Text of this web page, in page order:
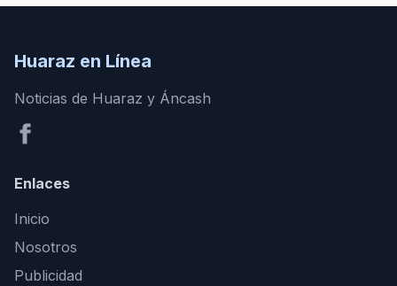
Huaraz en Línea
Noticias de Huaraz y Áncash
Enlaces
Inicio
Nosotros
Publicidad